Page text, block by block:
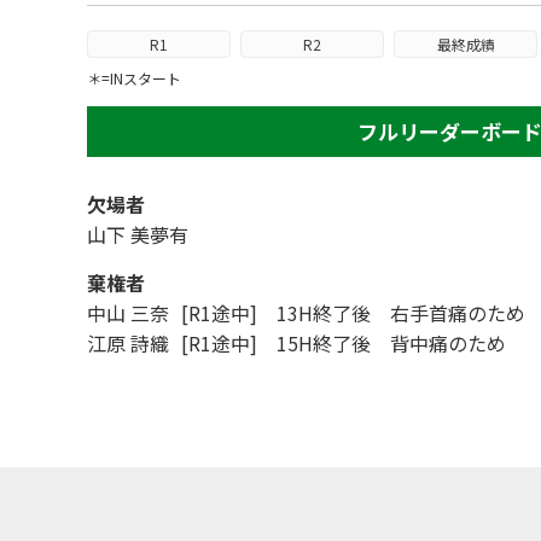
R1 R2
最終成績
＊=INスタート
フルリーダーボード
欠場者
山下 美夢有
棄権者
中山 三奈 [R1途中] 13H終了後 右手首痛のため
江原 詩織 [R1途中] 15H終了後 背中痛のため